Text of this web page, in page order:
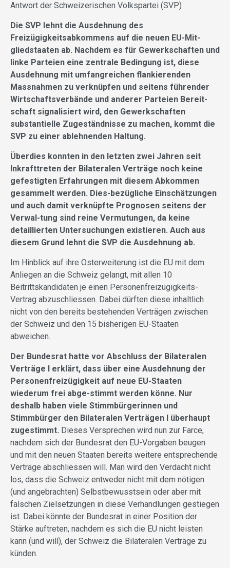
Antwort der Schweizerischen Volkspartei (SVP)
Die SVP lehnt die Ausdehnung des
Freizügigkeitsabkommens auf die neuen EU-Mit-
gliedstaaten ab. Nachdem es für Gewerkschaften und
linke Parteien eine zentrale Bedingung ist, diese
Ausdehnung mit umfangreichen flankierenden
Massnahmen zu verknüpfen und seitens führender
Wirtschaftsverbände und anderer Parteien Bereit-
schaft signalisiert wird, den Gewerkschaften
substantielle Zugeständnisse zu machen, kommt die
SVP zu einer ablehnenden Haltung.
Überdies konnten in den letzten zwei Jahren seit
Inkrafttreten der Bilateralen Verträge noch keine
gefestigten Erfahrungen mit diesem Abkommen
gesammelt werden. Dies-bezügliche Einschätzungen
und auch damit verknüpfte Prognosen seitens der
Verwal-tung sind reine Vermutungen, da keine
detaillierten Untersuchungen existieren. Auch aus
diesem Grund lehnt die SVP die Ausdehnung ab.
Im Hinblick auf ihre Osterweiterung ist die EU mit dem
Anliegen an die Schweiz gelangt, mit allen 10
Beitrittskandidaten je einen Personenfreizügigkeits-
Vertrag abzuschliessen. Dabei dürften diese inhaltlich
nicht von den bereits bestehenden Verträgen zwischen
der Schweiz und den 15 bisherigen EU-Staaten
abweichen.
Der Bundesrat hatte vor Abschluss der Bilateralen
Verträge I erklärt, dass über eine Ausdehnung der
Personenfreizügigkeit auf neue EU-Staaten
wiederum frei abge-stimmt werden könne. Nur
deshalb haben viele Stimmbürgerinnen und
Stimmbürger den Bilateralen Verträgen I überhaupt
zugestimmt. Dieses Versprechen wird nun zur Farce,
nachdem sich der Bundesrat den EU-Vorgaben beugen
und mit den neuen Staaten bereits weitere entsprechende
Verträge abschliessen will. Man wird den Verdacht nicht
los, dass die Schweiz entweder nicht mit dem nötigen
(und angebrachten) Selbstbewusstsein oder aber mit
falschen Zielsetzungen in diese Verhandlungen gestiegen
ist. Dabei könnte der Bundesrat in einer Position der
Stärke auftreten, nachdem es sich die EU nicht leisten
kann (und will), der Schweiz die Bilateralen Verträge zu
künden.